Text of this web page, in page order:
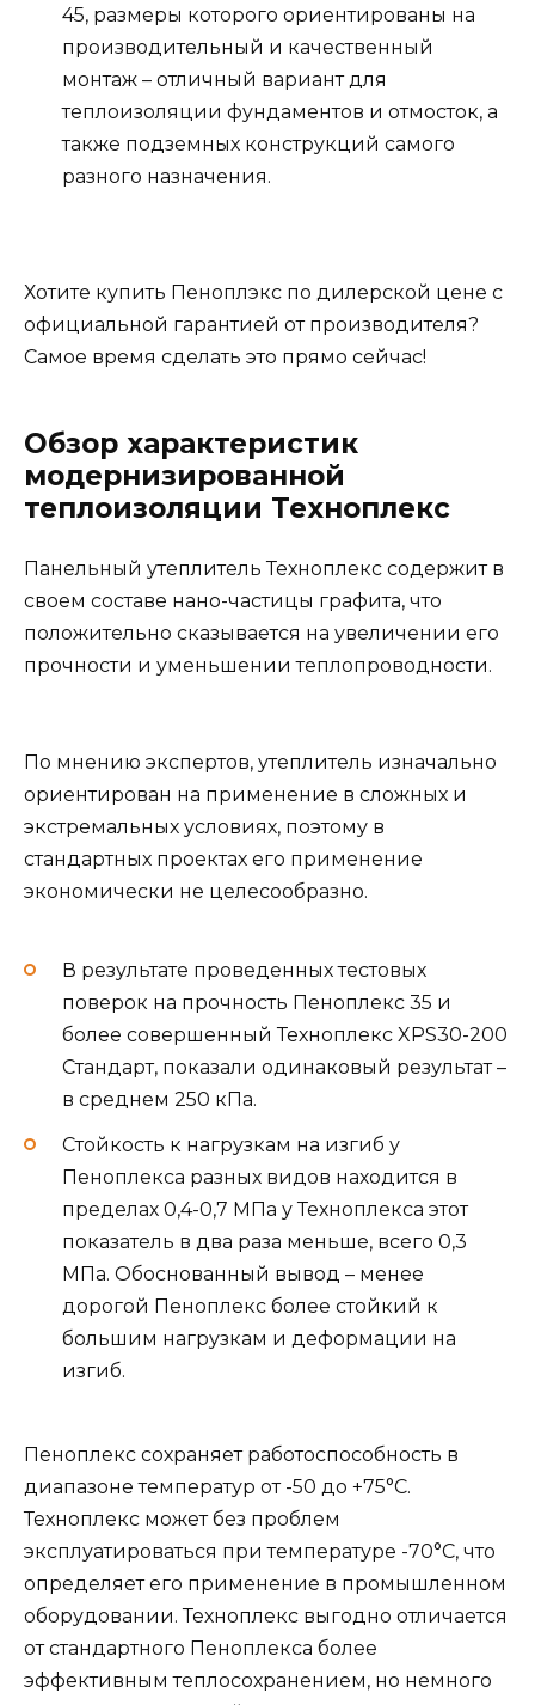
45, размеры которого ориентированы на
производительный и качественный
монтаж – отличный вариант для
теплоизоляции фундаментов и отмосток, а
также подземных конструкций самого
разного назначения.
Хотите купить Пеноплэкс по дилерской цене с
официальной гарантией от производителя?
Самое время сделать это прямо сейчас!
Обзор характеристик
модернизированной
теплоизоляции Техноплекс
Панельный утеплитель Техноплекс содержит в
своем составе нано-частицы графита, что
положительно сказывается на увеличении его
прочности и уменьшении теплопроводности.
По мнению экспертов, утеплитель изначально
ориентирован на применение в сложных и
экстремальных условиях, поэтому в
стандартных проектах его применение
экономически не целесообразно.
В результате проведенных тестовых
поверок на прочность Пеноплекс 35 и
более совершенный Техноплекс XPS30-200
Стандарт, показали одинаковый результат –
в среднем 250 кПа.
Стойкость к нагрузкам на изгиб у
Пеноплекса разных видов находится в
пределах 0,4-0,7 МПа у Техноплекса этот
показатель в два раза меньше, всего 0,3
МПа. Обоснованный вывод – менее
дорогой Пеноплекс более стойкий к
большим нагрузкам и деформации на
изгиб.
Пеноплекс сохраняет работоспособность в
диапазоне температур от -50 до +75°С.
Техноплекс может без проблем
эксплуатироваться при температуре -70°С, что
определяет его применение в промышленном
оборудовании. Техноплекс выгодно отличается
от стандартного Пеноплекса более
эффективным теплосохранением, но немного